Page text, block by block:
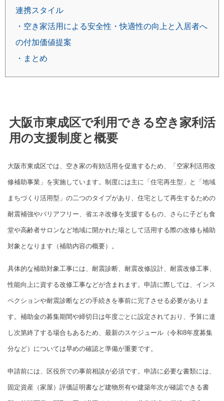
連携スタイル
・空き家活用による安全性・快適性の向上と入居者へ
の付加価値提案
・まとめ
大阪市東成区で利用できる空き家利活
用の支援制度と概要
大阪市東成区では、空き家の有効活用を促進するため、「空家利活用改
修補助事業」を実施しています。制度には主に「住宅再生型」と「地域
まちづくり活用型」の二つのタイプがあり、住宅として再生するための
耐震補強やバリアフリー、省エネ改修を支援するもの、さらに子ども食
堂や高齢者サロンなど地域に開かれた場として活用する際の改修も補助
対象となります（補助内容の概要）。
具体的な補助対象工事には、耐震診断、耐震改修設計、耐震改修工事、
性能向上に資する改修工事などが含まれます。申請に際しては、インス
ペクションや耐震診断などの手続きを事前に完了させる必要がありま
す。 補助金の募集期間や締切日は年度ごとに設定されており、予算に達
し次第終了する場合もあるため、最新のスケジュール（令和8年度募集
分など）については早めの確認と準備が重要です。
申請前には、区役所での事前相談が必須です。申請に必要な書類には、
固定資産（家屋）評価証明書など建物所有や建築年次が確認できる書